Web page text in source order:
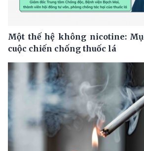
Một thế hệ không nicotine:
cuộc chiến chống thuốc lá